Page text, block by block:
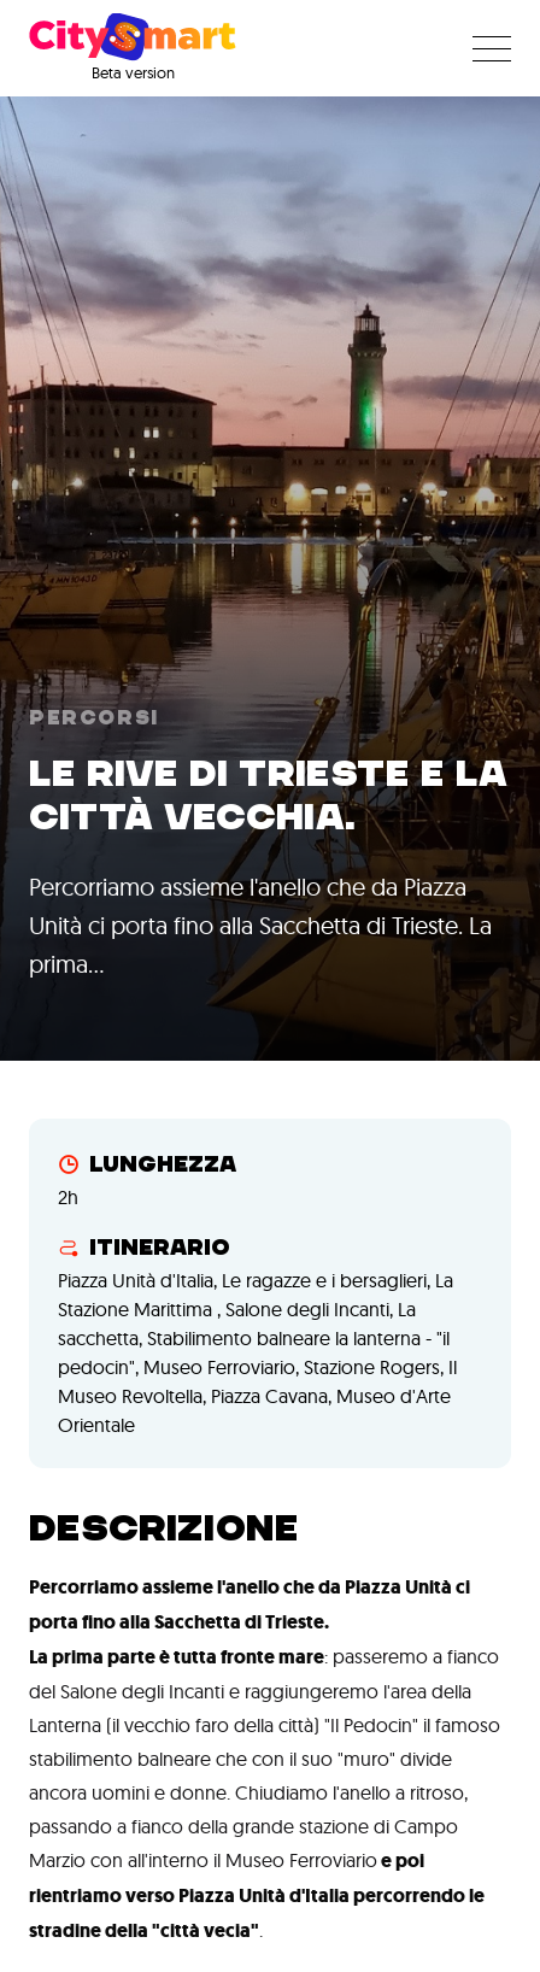
Beta version
Percorsi
LE RIVE DI TRIESTE E LA
CITTÀ VECCHIA.
Percorriamo assieme l'anello che da Piazza
Unità ci porta fino alla Sacchetta di Trieste. La
prima…
Lunghezza
2h
Itinerario
Piazza Unità d'Italia, Le ragazze e i bersaglieri, La
Stazione Marittima , Salone degli Incanti, La
sacchetta, Stabilimento balneare la lanterna - "il
pedocin", Museo Ferroviario, Stazione Rogers, Il
Museo Revoltella, Piazza Cavana, Museo d'Arte
Orientale
DESCRIZIONE
Percorriamo assieme l'anello che da Piazza Unità ci
porta fino alla Sacchetta di Trieste.
La prima parte è tutta fronte mare: passeremo a fianco
del Salone degli Incanti e raggiungeremo l'area della
Lanterna (il vecchio faro della città) "Il Pedocin" il famoso
stabilimento balneare che con il suo "muro" divide
ancora uomini e donne. Chiudiamo l'anello a ritroso,
passando a fianco della grande stazione di Campo
Marzio con all'interno il Museo Ferroviarioe poi
rientriamo verso Piazza Unità d'Italia percorrendo le
stradine della "città vecia".